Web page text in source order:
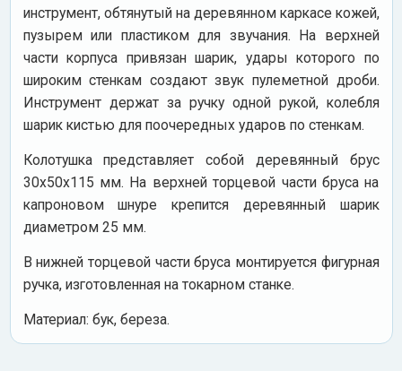
инструмент, обтянутый на деревянном каркасе кожей,
пузырем или пластиком для звучания. На верхней
части корпуса привязан шарик, удары которого по
широким стенкам создают звук пулеметной дроби.
Инструмент держат за ручку одной рукой, колебля
шарик кистью для поочередных ударов по стенкам.
Колотушка представляет собой деревянный брус
30х50х115 мм. На верхней торцевой части бруса на
капроновом шнуре крепится деревянный шарик
диаметром 25 мм.
В нижней торцевой части бруса монтируется фигурная
ручка, изготовленная на токарном станке.
Материал: бук, береза.